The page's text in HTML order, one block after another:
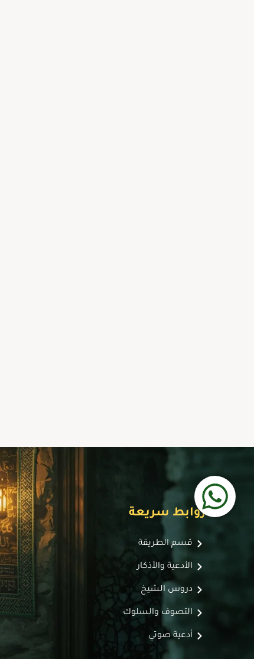
روابط سريعة
قسم الطريقة
الأدعية والأذكار
دروس الشيخ
التصوف والسلوك
أدعية صوتي